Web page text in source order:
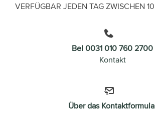
VERFÜGBAR JEDEN TAG ZWISCHEN
Bel 0031 010 760 2700
Kontakt
Über das